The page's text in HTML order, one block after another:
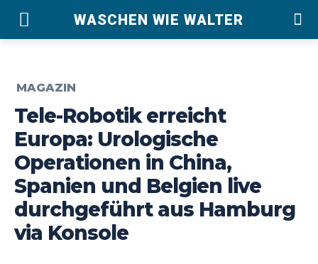
WASCHEN WIE WALTER
MAGAZIN
Tele-Robotik erreicht
Europa: Urologische
Operationen in China,
Spanien und Belgien live
durchgeführt aus Hamburg
via Konsole